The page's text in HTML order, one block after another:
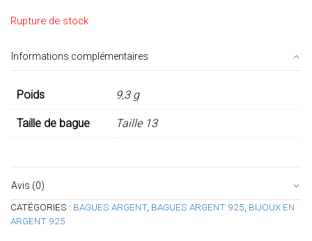
Rupture de stock
Informations complémentaires
Poids 9,3 g
Taille de bague Taille 13
Avis (0)
CATÉGORIES : BAGUES ARGENT, BAGUES ARGENT 925 BIJOUX EN
ARGENT 925